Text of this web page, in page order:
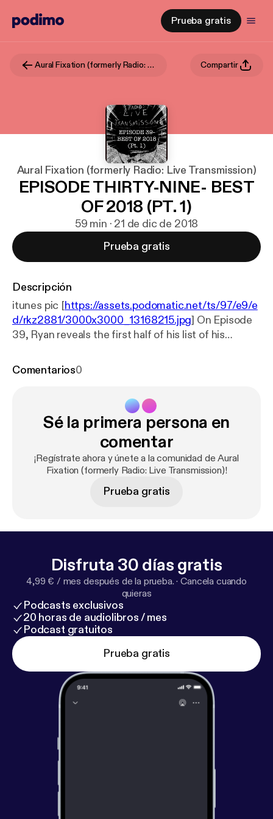
Prueba gratis
Aural Fixation (formerly Radio: Live Transmission) Compartir
Aural Fixation (formerly Radio: Live Transmission)
EPISODE THIRTY-NINE- BEST
OF 2018 (PT. 1)
59 min · 21 de dic de 2018
Prueba gratis
Descripción
itunes pic [https://assets.podomatic.net/ts/97/e9/e
d/rkz2881/3000x3000_13168215.jpg] On Episode
39, Ryan reveals the first half of his list of his
Comentarios0
Sé la primera persona en
comentar
¡Regístrate ahora y únete a la comunidad de Aural
Fixation (formerly Radio: Live Transmission)!
Prueba gratis
Disfruta 30 días gratis
4,99 € / mes después de la prueba. ·Cancela cuando
quieras
Podcasts exclusivos
20 horas de audiolibros / mes
Podcast gratuitos
Prueba gratis